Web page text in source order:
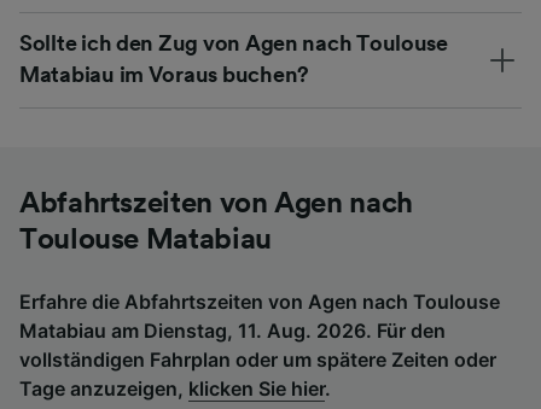
Sollte ich den Zug von Agen nach Toulouse
Matabiau im Voraus buchen?
Abfahrtszeiten von Agen nach
Toulouse Matabiau
Erfahre die Abfahrtszeiten von Agen nach Toulouse
Matabiau am Dienstag, 11. Aug. 2026. Für den
vollständigen Fahrplan oder um spätere Zeiten oder
Tage anzuzeigen, klicken Sie hier.